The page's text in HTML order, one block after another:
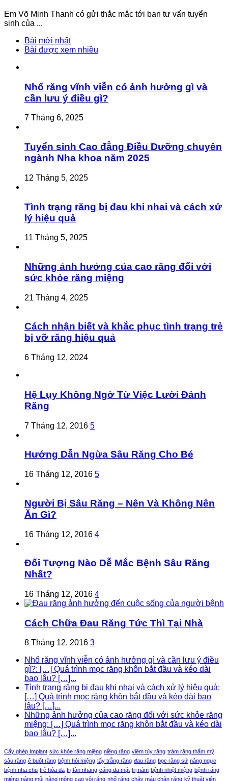
Em Võ Minh Thanh có gửi thắc mắc tới ban tư vấn tuyển
sinh của ...
Bài mới nhất
Bài được xem nhiều
Nhổ răng vĩnh viễn có ảnh hưởng gì và
cần lưu ý điều gì?
7 Tháng 6, 2025
Tuyển sinh Cao đẳng Điều Dưỡng chuyên
ngành Nha khoa năm 2025
12 Tháng 5, 2025
Tình trạng răng bị đau khi nhai và cách xử
lý hiệu quả
11 Tháng 5, 2025
Những ảnh hưởng của cao răng đối với
sức khỏe răng miệng
21 Tháng 4, 2025
Cách nhận biết và khắc phục tình trạng trẻ
bị vỡ răng hiệu quả
6 Tháng 12, 2024
Hệ Lụy Không Ngờ Từ Việc Lười Đánh
Răng
7 Tháng 12, 2016 5
Hướng Dẫn Ngừa Sâu Răng Cho Bé
16 Tháng 12, 2016 5
Người Bị Sâu Răng – Nên Và Không Nên
Ăn Gì?
16 Tháng 12, 2016 4
Đối Tượng Nào Dễ Mắc Bệnh Sâu Răng
Nhất?
16 Tháng 12, 2016 4
Cách Chữa Đau Răng Tức Thì Tại Nhà
8 Tháng 12, 2016 3
Nhổ răng vĩnh viễn có ảnh hưởng gì và cần lưu ý điều
gì?: […] Quá trình mọc răng khôn bắt đầu và kéo dài
bao lâu? […]...
Tình trạng răng bị đau khi nhai và cách xử lý hiệu quả:
[…] Quá trình mọc răng khôn bắt đầu và kéo dài bao
lâu? […]...
Những ảnh hưởng của cao răng đối với sức khỏe răng
miệng: […] Quá trình mọc răng khôn bắt đầu và kéo dài
bao lâu? […]...
Cấy ghép Implant sức khỏe răng miệng niềng răng viêm tủy răng trám răng thẩm mỹ
sâu răng ê buốt răng bệnh hôi miệng tẩy trắng răng đau răng bọc răng sứ nâng ngực
bệnh nha chu trẻ hóa da trị tàn nhang căng da mặt trị nám bệnh nhiệt miệng bệnh răng
miệng nâng mũi nâng mông cạo vôi răng nhổ răng chảy máu chân răng kỹ thuật viên